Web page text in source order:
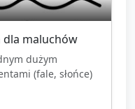
maluchów
dużym
(fale, słońce)